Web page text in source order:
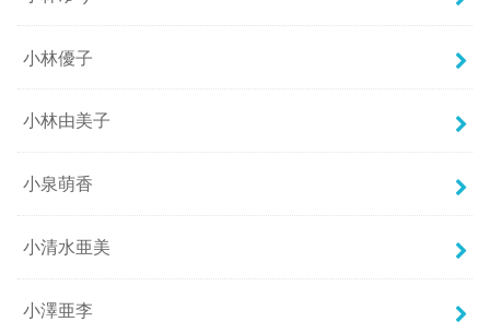
小林優子
小林由美子
小泉萌香
小清水亜美
小澤亜李